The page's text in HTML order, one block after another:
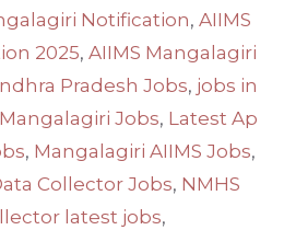
Notification, AIIMS
2025, AIIMS Mangalagiri
Pradesh Jobs, jobs in
Jobs, Latest Ap
, Mangalagiri AIIMS Jobs,
Collector Jobs, NMHS
latest jobs,